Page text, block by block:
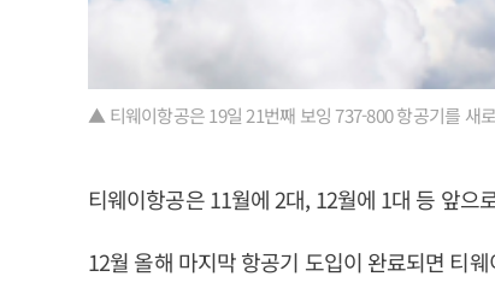
▲ 티웨이항공은 19일 21번째 보잉 737-800 항공기를 새
티웨이항공은 11월에 2대, 12월에 1대 등 앞으
12월 올해 마지막 항공기 도입이 완료되면 티